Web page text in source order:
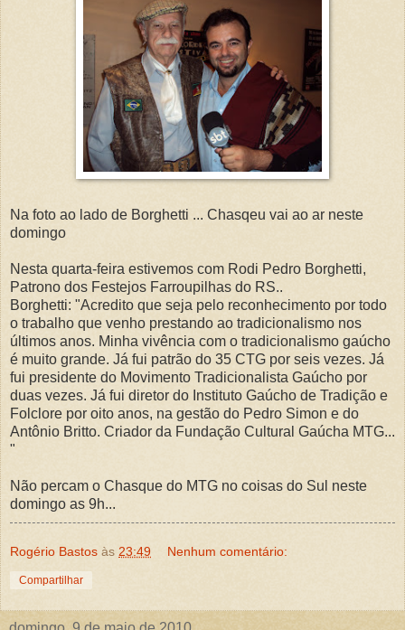
Na foto ao lado de Borghetti ... Chasqeu vai ao ar neste
domingo
Nesta quarta-feira estivemos com Rodi Pedro Borghetti,
Patrono dos Festejos Farroupilhas do RS..
Borghetti: "Acredito que seja pelo reconhecimento por todo
o trabalho que venho prestando ao tradicionalismo nos
últimos anos. Minha vivência com o tradicionalismo gaúcho
é muito grande. Já fui patrão do 35 CTG por seis vezes. Já
fui presidente do Movimento Tradicionalista Gaúcho por
duas vezes. Já fui diretor do Instituto Gaúcho de Tradição e
Folclore por oito anos, na gestão do Pedro Simon e do
Antônio Britto. Criador da Fundação Cultural Gaúcha MTG...
"
Não percam o Chasque do MTG no coisas do Sul neste
domingo as 9h...
Rogério Bastos às 23:49 Nenhum comentário:
Compartilhar